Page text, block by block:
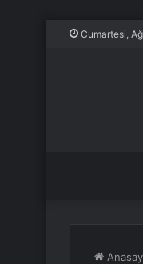
Cumartesi,